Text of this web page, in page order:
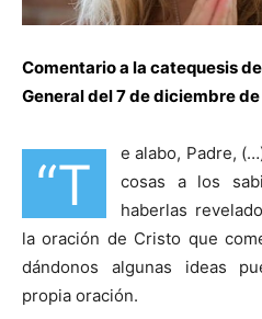
Comentario a la catequesis
General del 7 de diciembre de
“T
e alabo, Padre,
cosas a los
haberlas
la oración de Cristo que
dándonos algunas ideas
propia oración.